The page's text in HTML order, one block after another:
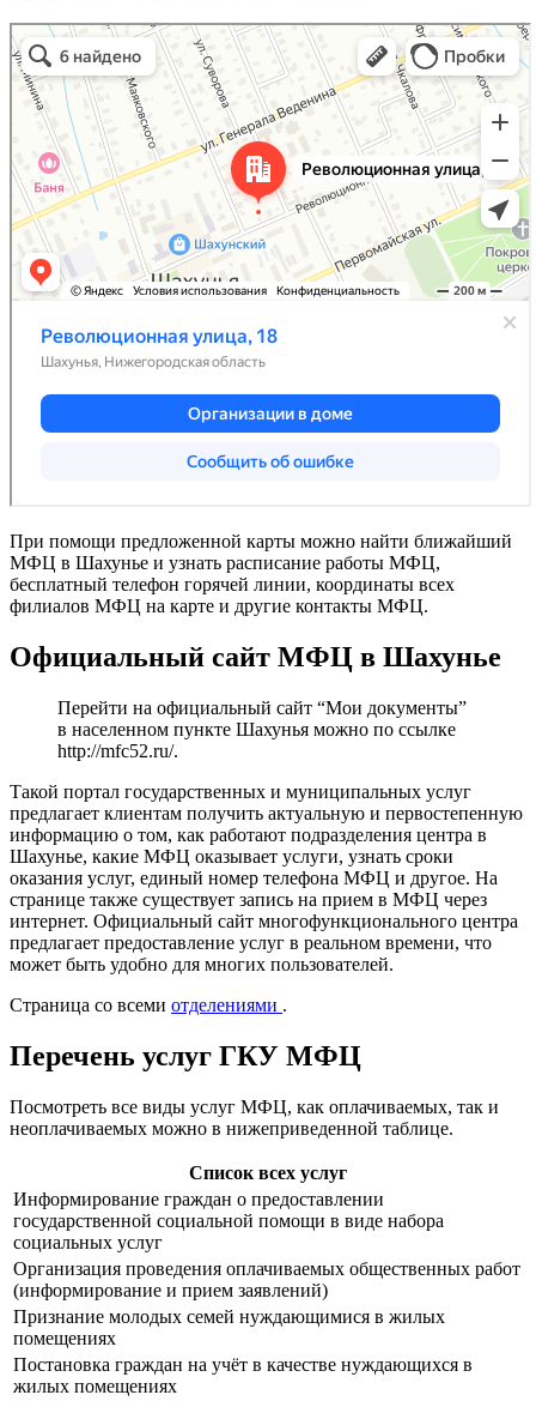
При помощи предложенной карты можно найти ближайший
МФЦ в Шахунье и узнать расписание работы МФЦ,
бесплатный телефон горячей линии, координаты всех
филиалов МФЦ на карте и другие контакты МФЦ.
Официальный сайт МФЦ в Шахунье
Перейти на официальный сайт “Мои документы”
в населенном пункте Шахунья можно по ссылке
http://mfc52.ru/.
Такой портал государственных и муниципальных услуг
предлагает клиентам получить актуальную и первостепенную
информацию о том, как работают подразделения центра в
Шахунье, какие МФЦ оказывает услуги, узнать сроки
оказания услуг, единый номер телефона МФЦ и другое. На
странице также существует запись на прием в МФЦ через
интернет. Официальный сайт многофункционального центра
предлагает предоставление услуг в реальном времени, что
может быть удобно для многих пользователей.
Страница со всеми отделениями .
Перечень услуг ГКУ МФЦ
Посмотреть все виды услуг МФЦ, как оплачиваемых, так и
неоплачиваемых можно в нижеприведенной таблице.
Список всех услуг
Информирование граждан о предоставлении
государственной социальной помощи в виде набора
социальных услуг
Организация проведения оплачиваемых общественных работ
(информирование и прием заявлений)
Признание молодых семей нуждающимися в жилых
помещениях
Постановка граждан на учёт в качестве нуждающихся в
жилых помещениях